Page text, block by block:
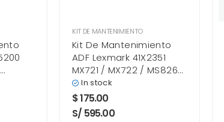
KIT DE MANTENIMIENTO
Kit De Mantenimiento
ADF Lexmark 41X2351
MX721 / MX722 / MS826
Original
In stock
$175.00
S/ 595.00